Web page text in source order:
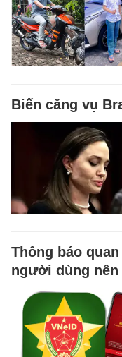
Biến căng vụ
Thông báo
người dùng nên